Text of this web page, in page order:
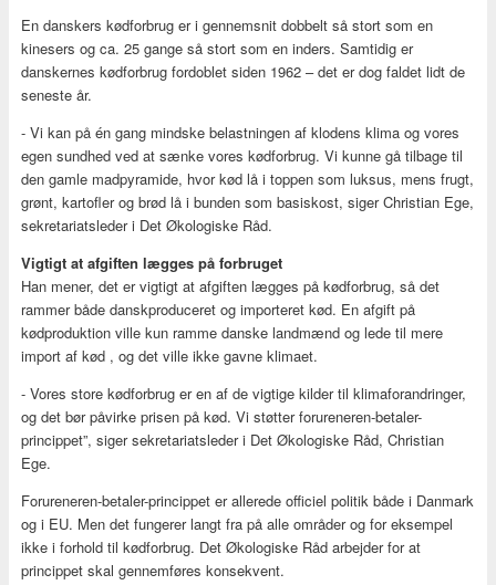
En danskers kødforbrug er i gennemsnit dobbelt så stort som en
kinesers og ca. 25 gange så stort som en inders. Samtidig er
danskernes kødforbrug fordoblet siden 1962 – det er dog faldet lidt de
seneste år.
- Vi kan på én gang mindske belastningen af klodens klima og vores
egen sundhed ved at sænke vores kødforbrug. Vi kunne gå tilbage til
den gamle madpyramide, hvor kød lå i toppen som luksus, mens frugt,
grønt, kartofler og brød lå i bunden som basiskost, siger Christian Ege,
sekretariatsleder i Det Økologiske Råd.
Vigtigt at afgiften lægges på forbruget
Han mener, det er vigtigt at afgiften lægges på kødforbrug, så det
rammer både danskproduceret og importeret kød. En afgift på
kødproduktion ville kun ramme danske landmænd og lede til mere
import af kød , og det ville ikke gavne klimaet.
- Vores store kødforbrug er en af de vigtige kilder til klimaforandringer,
og det bør påvirke prisen på kød. Vi støtter forureneren-betaler-
princippet”, siger sekretariatsleder i Det Økologiske Råd, Christian
Ege.
Forureneren-betaler-princippet er allerede officiel politik både i Danmark
og i EU. Men det fungerer langt fra på alle områder og for eksempel
ikke i forhold til kødforbrug. Det Økologiske Råd arbejder for at
princippet skal gennemføres konsekvent.